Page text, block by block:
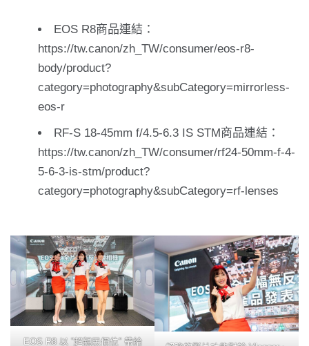
EOS R8商品連結：
https://tw.canon/zh_TW/consumer/eos-r8-
body/product?
category=photography&subCategory=mirrorless-
eos-r
RF-S 18-45mm f/4.5-6.3 IS STM商品連結：
https://tw.canon/zh_TW/consumer/rf24-50mm-f-4-
5-6-3-is-stm/product?
category=photography&subCategory=rf-lenses
EOS R8 以 ”超親民價位” 帶給